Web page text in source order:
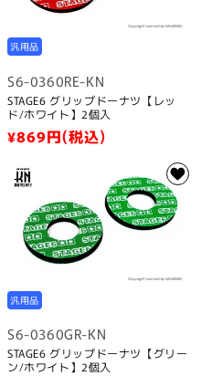
汎用品
S6-0360RE-KN
STAGE6 グリップドーナツ【レッ
ド/ホワイト】2個入
通
価
¥869円(税込)
汎用品
S6-0360GR-KN
STAGE6 グリップドーナツ【グリー
ン/ホワイト】2個入